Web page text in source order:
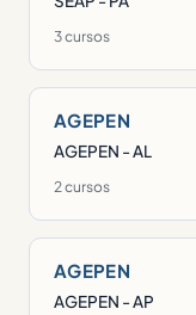
3 cursos
AGEPEN
AGEPEN - AL
2 cursos
AGEPEN
AGEPEN - AP